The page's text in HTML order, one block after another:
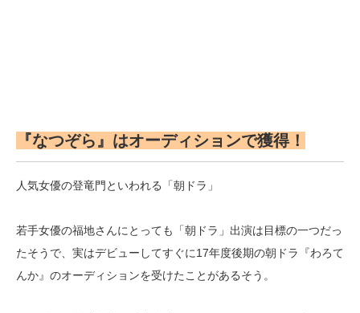
『なつぞら』はオーディションで獲得！
人気女優の登竜門といわれる「朝ドラ」
若手女優の福地さんにとっても「朝ドラ」出演は目標の一つだっ
たそうで、実はデビューしてすぐに17年度後期の朝ドラ『わろて
んか』のオーディションを受けたことがあるそう。